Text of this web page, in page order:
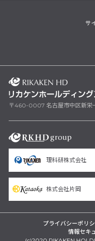
サ
〒460-0007 名古屋市中区新栄
理科研株式会社
株式会社片岡
プライバシーポリ
情報セキ